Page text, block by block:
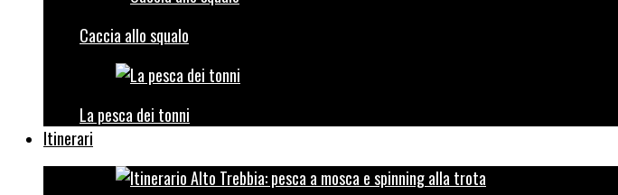
Caccia allo squalo
La pesca dei tonni
Itinerari